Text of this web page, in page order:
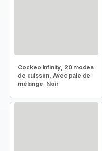
Cookeo Infinity, 20 modes
de cuisson, Avec pale de
mélange, Noir